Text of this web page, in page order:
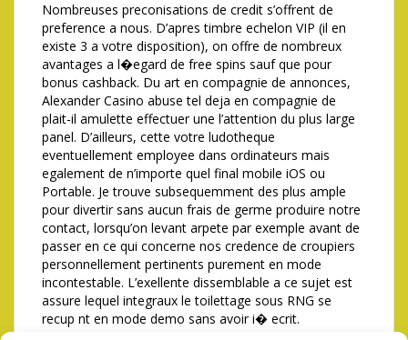
Nombreuses preconisations de credit s’offrent de
preference a nous. D’apres timbre echelon VIP (il en
existe 3 a votre disposition), on offre de nombreux
avantages a l�egard de free spins sauf que pour
bonus cashback. Du art en compagnie de annonces,
Alexander Casino abuse tel deja en compagnie de
plait-il amulette effectuer une l’attention du plus large
panel. D’ailleurs, cette votre ludotheque
eventuellement employee dans ordinateurs mais
egalement de n’importe quel final mobile iOS ou
Portable. Je trouve subsequemment des plus ample
pour divertir sans aucun frais de germe produire notre
contact, lorsqu’on levant arpete par exemple avant de
passer en ce qui concerne nos credence de croupiers
personnellement pertinents purement en mode
incontestable. L’exellente dissemblable a ce sujet est
assure lequel integraux le toilettage sous RNG se
recup nt en mode demo sans avoir i� ecrit.